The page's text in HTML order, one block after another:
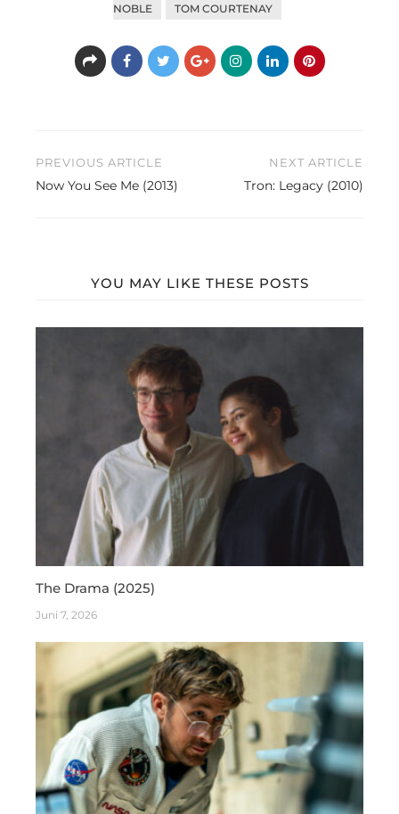
NOBLE
TOM COURTENAY
Beitragsnavigation
PREVIOUS ARTICLE
Now You See Me (2013)
NEXT ARTICLE
Tron: Legacy (2010)
YOU MAY LIKE THESE POSTS
The Drama (2025)
Juni 7, 2026